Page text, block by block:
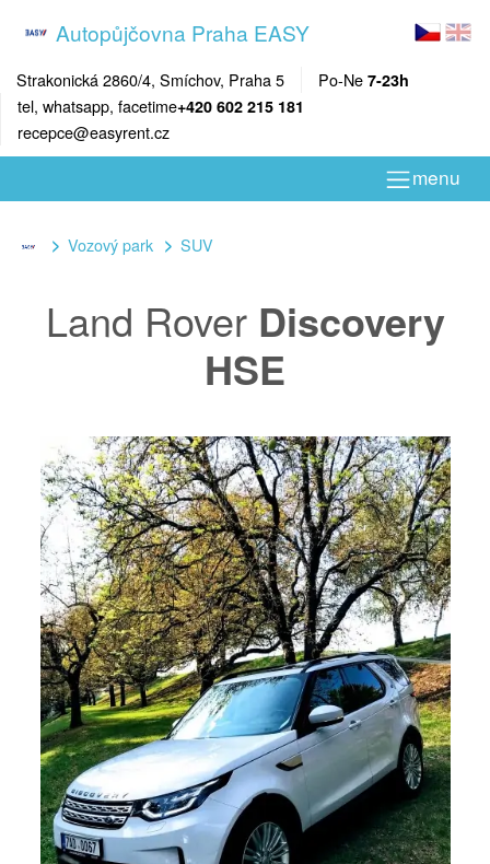
Autopůjčovna Praha EASY
Strakonická 2860/4, Smíchov, Praha 5 Po-Ne 7-23h
tel, whatsapp, facetime+420 602 215 181
recepce@easyrent.cz
menu
Vozový park SUV
Land Rover Discovery
HSE